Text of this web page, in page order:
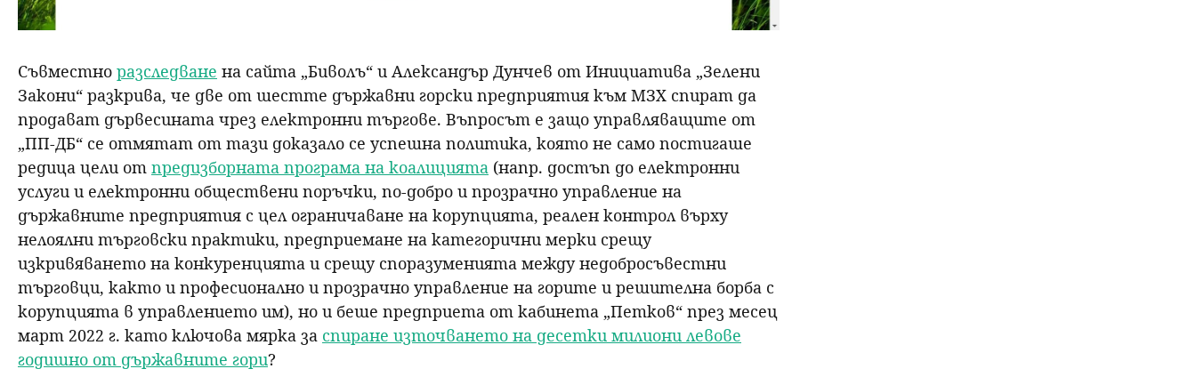
Съвместно разследване на сайта „Биволъ“ и Александър Дунчев от Инициатива „Зелени
Закони“ разкрива, че две от шестте държавни горски предприятия към МЗХ спират да
продават дървесината чрез електронни търгове. Въпросът е защо управляващите от
„ПП-ДБ“ се отмятат от тази доказало се успешна политика, която не само постигаше
редица цели от предизборната програма на коалицията (напр. достъп до електронни
услуги и електронни обществени поръчки, по-добро и прозрачно управление на
държавните предприятия с цел ограничаване на корупцията, реален контрол върху
нелоялни търговски практики, предприемане на категорични мерки срещу
изкривяването на конкуренцията и срещу споразуменията между недобросъвестни
търговци, както и професионално и прозрачно управление на горите и решителна борба с
корупцията в управлението им), но и беше предприета от кабинета „Петков“ през месец
март 2022 г. като ключова мярка за спиране източването на десетки милиони левове
годишно от държавните гори?